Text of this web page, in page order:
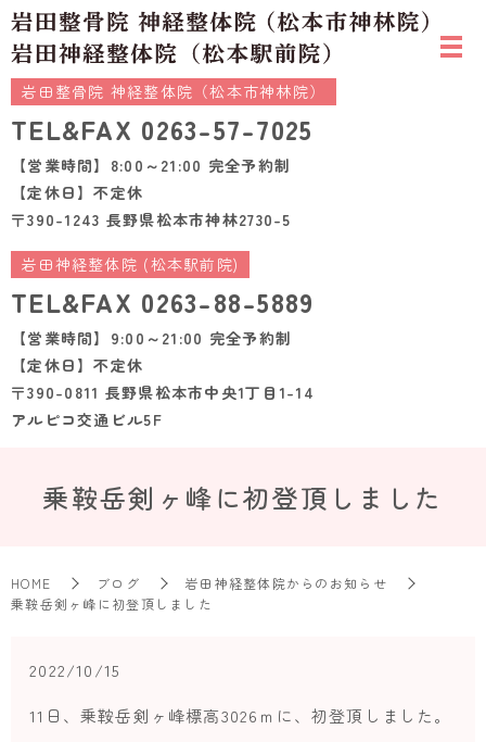
岩田整骨院 神経整体院（松本市神林院）
TEL&FAX 0263-57-7025
【営業時間】8:00～21:00 完全予約制
【定休日】不定休
〒390-1243 長野県松本市神林2730-5
岩田神経整体院 (松本駅前院)
TEL&FAX 0263-88-5889
【営業時間】9:00～21:00 完全予約制
【定休日】不定休
〒390-0811 長野県松本市中央1丁目1-14
アルピコ交通ビル5F
乗鞍岳剣ヶ峰に初登頂しました
HOME ブログ
岩田神経整体院からのお知らせ
乗鞍岳剣ヶ峰に初登頂しました
2022/10/15
11日、乗鞍岳剣ヶ峰標高3026ｍに、初登頂しました。